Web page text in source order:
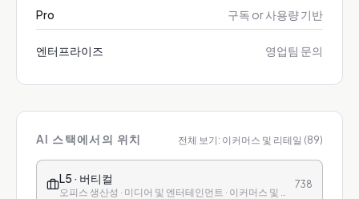
Pro 구독 or 사용량 기반
엔터프라이즈 영업팀 문의
AI 스택에서의 위치 전체 보기: 이커머스 및 리테일 (89)
L5 · 버티컬
오피스 생산성 · 미디어 및 엔터테인먼트 · 이커머스 및 리테일 · 금융 · 헬스케어 · 교육 · 고객 서비스
738